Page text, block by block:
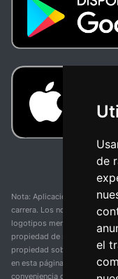
de
el
Nota: Aplicación y web no
carrera. Los nombres de
logotipos mencionados en
propiedad de sus
propiedad sobre estas
en esta página se presenta
conveniencia de nuestros